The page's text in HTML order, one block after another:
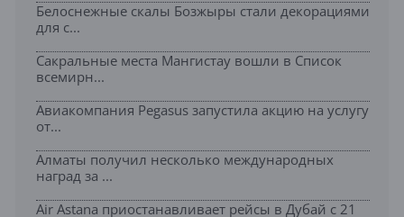
Белоснежные скалы Бозжыры стали декорациями
для с...
Сакральные места Мангистау вошли в Список
всемирн...
Авиакомпания Pegasus запустила акцию на услугу
от...
Алматы получил несколько международных
наград за ...
Air Astana приостанавливает рейсы в Дубай с 21